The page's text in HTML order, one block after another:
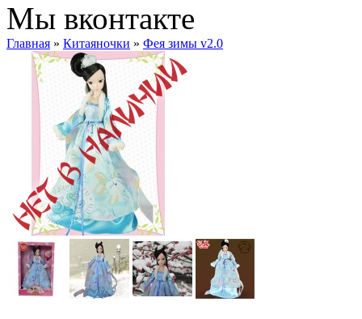
Мы вконтакте
Главная » Китаяночки » Фея зимы v2.0